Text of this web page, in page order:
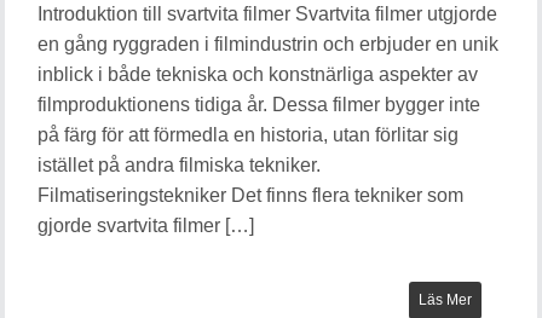
Introduktion till svartvita filmer Svartvita filmer utgjorde
en gång ryggraden i filmindustrin och erbjuder en unik
inblick i både tekniska och konstnärliga aspekter av
filmproduktionens tidiga år. Dessa filmer bygger inte
på färg för att förmedla en historia, utan förlitar sig
istället på andra filmiska tekniker.
Filmatiseringstekniker Det finns flera tekniker som
gjorde svartvita filmer […]
Läs Mer